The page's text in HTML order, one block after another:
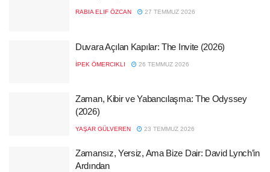
RABIA ELIF ÖZCAN 27 TEMMUZ 2026
Duvara Açılan Kapılar: The Invite (2026)
İPEK ÖMERCIKLI 26 TEMMUZ 2026
Zaman, Kibir ve Yabancılaşma: The Odyssey
(2026)
YAŞAR GÜLVEREN 23 TEMMUZ 2026
Zamansız, Yersiz, Ama Bize Dair: David Lynch’in
Ardından